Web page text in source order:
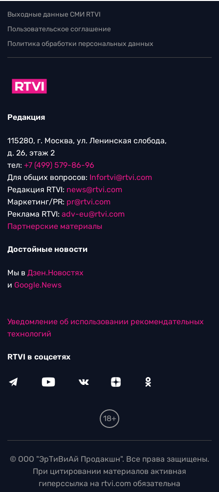
Выходные данные СМИ RTVI
Пользовательское соглашение
Политика обработки персональных данных
Редакция
115280, г. Москва, ул. Ленинская слобода,
д. 26, этаж 2
тел: +7 (499) 579-86-96
Для общих вопросов: Infortvi@rtvi.com
Редакция RTVI: news@rtvi.com
Маркетинг/PR: pr@rtvi.com
Реклама RTVI: adv-eu@rtvi.com
Партнерские материалы
Достойные новости
Мы в Дзен.Новостях
и Google.News
Уведомление об использовании рекомендательных
технологий
RTVI в соцсетях
18+
© ООО "ЭрТиВиАй Продакшн". Все права защищены.
При цитировании материалов активная
гиперссылка на rtvi.com обязательна